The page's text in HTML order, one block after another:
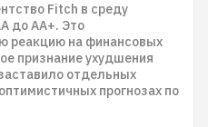
Fitch в среду
до АА+. Это
реакцию на финансовых
признание ухудшения
отдельных
прогнозах по